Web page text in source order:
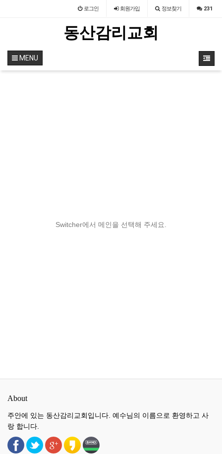
로그인 회원가입 정보찾기 231
동산감리교회
MENU
Switcher에서 메인을 선택해 주세요.
About
주안에 있는 동산감리교회입니다. 예수님의 이름으로 환영하고 사
랑 합니다.